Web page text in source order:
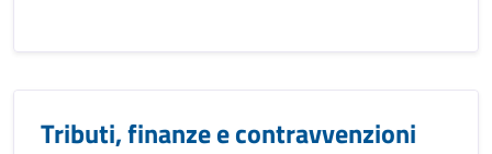
Tributi, finanze e contravvenzioni